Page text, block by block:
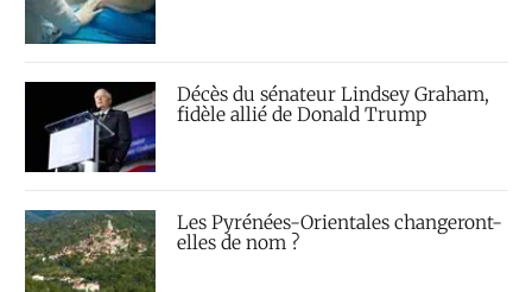
Décès du sénateur Lindsey Graham,
fidèle allié de Donald Trump
Les Pyrénées-Orientales changeront-
elles de nom ?